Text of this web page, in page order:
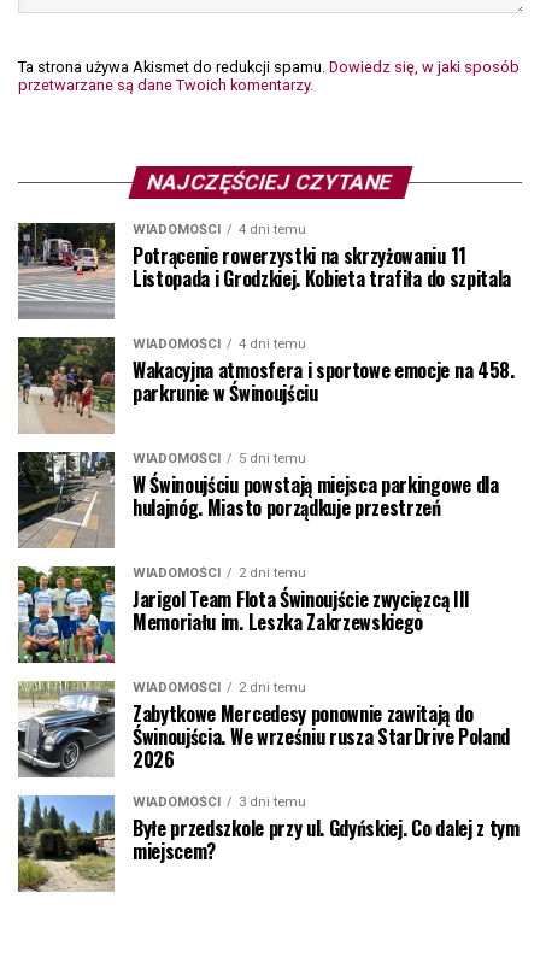
Ta strona używa Akismet do redukcji spamu. Dowiedz się, w jaki sposób
przetwarzane są dane Twoich komentarzy.
NAJCZĘŚCIEJ CZYTANE
WIADOMOŚCI 4 dni temu
Potrącenie rowerzystki na skrzyżowaniu 11
Listopada i Grodzkiej. Kobieta trafiła do szpitala
WIADOMOŚCI 4 dni temu
Wakacyjna atmosfera i sportowe emocje na 458.
parkrunie w Świnoujściu
WIADOMOŚCI 5 dni temu
W Świnoujściu powstają miejsca parkingowe dla
hulajnóg. Miasto porządkuje przestrzeń
WIADOMOŚCI 2 dni temu
Jarigol Team Flota Świnoujście zwycięzcą III
Memoriału im. Leszka Zakrzewskiego
WIADOMOŚCI 2 dni temu
Zabytkowe Mercedesy ponownie zawitają do
Świnoujścia. We wrześniu rusza StarDrive Poland
2026
WIADOMOŚCI 3 dni temu
Byłe przedszkole przy ul. Gdyńskiej. Co dalej z tym
miejscem?